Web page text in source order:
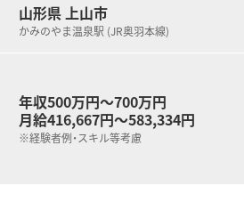
山形県 上山市
かみのやま温泉駅 (JR奥羽本線)
年収500万円～700万円
月給416,667円～583,334円
※経験者例・スキル等考慮